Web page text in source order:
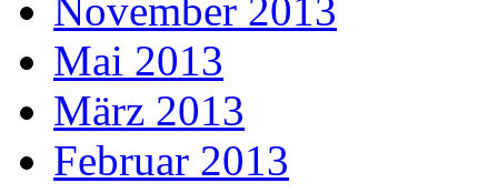
November 2013
Mai 2013
März 2013
Februar 2013